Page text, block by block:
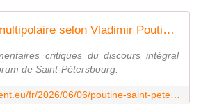
Le nouvel ordre multipolaire selon Vladimir Poutine | Le Grand Continent
critiques du discours intégral
de Saint-Pétersbourg.